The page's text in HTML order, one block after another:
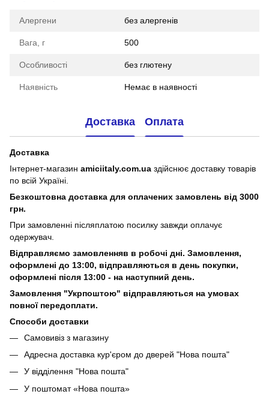
Алергени без алергенів
Вага, г 500
Особливості без глютену
Наявність Немає в наявності
Доставка Оплата
Доставка
Інтернет-магазин amiciitaly.com.ua здійснює доставку товарів
по всій Україні.
Безкоштовна доставка для оплачених замовлень від 3000
грн.
При замовленні післяплатою посилку завжди оплачує
одержувач.
Відправляємо замовленняв в робочі дні. Замовлення,
оформлені до 13:00, відправляються в день покупки,
оформлені після 13:00 - на наступний день.
Замовлення "Укрпоштою" відправляються на умовах
повної передоплати.
Способи доставки
Самовивіз з магазину
Адресна доставка кур'єром до дверей "Нова пошта"
У відділення "Нова пошта"
У поштомат «Нова пошта»